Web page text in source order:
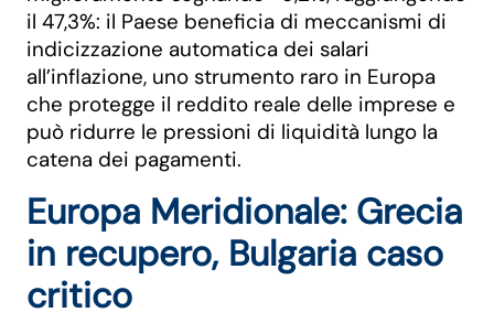
il 47,3%: il Paese beneficia di meccanismi di
indicizzazione automatica dei salari
all’inflazione, uno strumento raro in Europa
che protegge il reddito reale delle imprese e
può ridurre le pressioni di liquidità lungo la
catena dei pagamenti.
Europa Meridionale: Grecia
in recupero, Bulgaria caso
critico